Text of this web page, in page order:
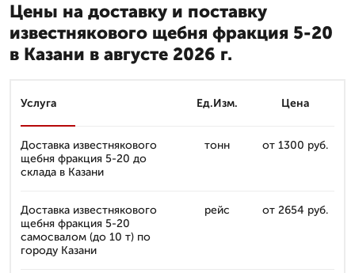
Цены на доставку и поставку
известнякового щебня фракция 5-20
в Казани в августе 2026 г.
Услуга Ед.Изм. Цена
Доставка известнякового
щебня фракция 5-20 до
склада в Казани
тонн от 1300 руб.
Доставка известнякового
щебня фракция 5-20
самосвалом (до 10 т) по
городу Казани
рейс от 2654 руб.